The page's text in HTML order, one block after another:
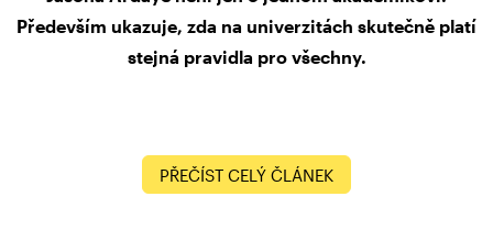
Především ukazuje, zda na univerzitách skutečně platí
stejná pravidla pro všechny.
PŘEČÍST CELÝ ČLÁNEK